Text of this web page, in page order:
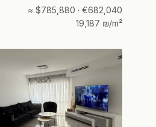
≈ $785,880 · €682,040
19,187 ₪/m²